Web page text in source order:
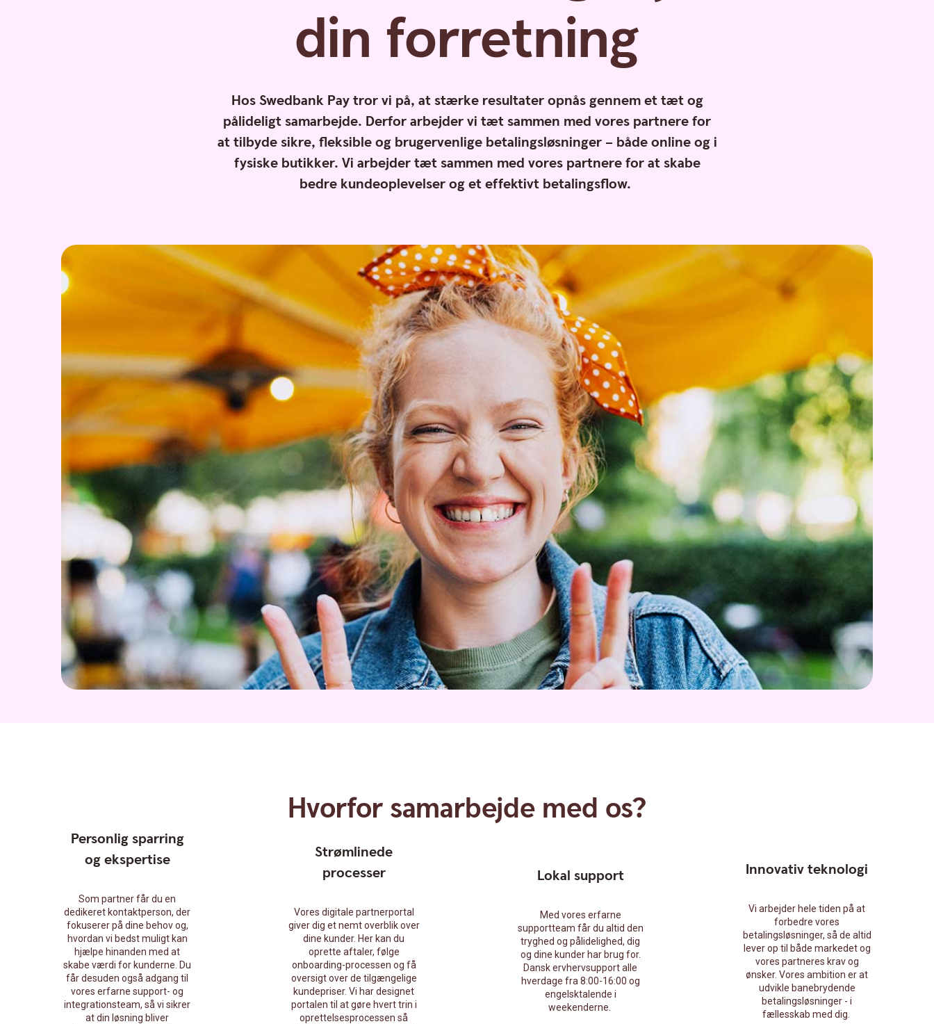
din forretning
Hos Swedbank Pay tror vi på, at stærke resultater opnås gennem et tæt og
pålideligt samarbejde. Derfor arbejder vi tæt sammen med vores partnere for
at tilbyde sikre, fleksible og brugervenlige betalingsløsninger – både online og i
fysiske butikker. Vi arbejder tæt sammen med vores partnere for at skabe
bedre kundeoplevelser og et effektivt betalingsflow.
Hvorfor samarbejde med os?
Personlig sparring
og ekspertise
Som partner får du en
dedikeret kontaktperson, der
fokuserer på dine behov og,
hvordan vi bedst muligt kan
hjælpe hinanden med at
skabe værdi for kunderne. Du
får desuden også adgang til
vores erfarne support- og
integrationsteam, så vi sikrer
at din løsning bliver
Strømlinede
processer
Vores digitale partnerportal
giver dig et nemt overblik over
dine kunder. Her kan du
oprette aftaler, følge
onboarding-processen og få
oversigt over de tilgængelige
kundepriser. Vi har designet
portalen til at gøre hvert trin i
oprettelsesprocessen så
Lokal support
Med vores erfarne
supportteam får du altid den
tryghed og pålidelighed, dig
og dine kunder har brug for.
Dansk ervhervsupport alle
hverdage fra 8:00-16:00 og
engelsktalende i
weekenderne.
Innovativ teknologi
Vi arbejder hele tiden på at
forbedre vores
betalingsløsninger, så de altid
lever op til både markedet og
vores partneres krav og
ønsker. Vores ambition er at
udvikle banebrydende
betalingsløsninger - i
fællesskab med dig.